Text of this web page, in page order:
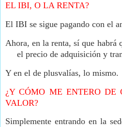
EL IBI, O LA RENTA?
El IBI se sigue pagando con el
Ahora, en la renta, sí que
el precio de adquisición y
Y en el de plusvalías, lo mismo.
¿Y CÓMO ME ENTERO DE
VALOR?
Simplemente entrando en la